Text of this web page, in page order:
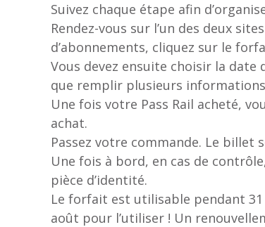
Suivez chaque étape afin
Rendez-vous sur l’un des deux
d’abonnements, cliquez sur le
Vous devez ensuite choisir la
que remplir plusieurs
Une fois votre Pass Rail acheté,
achat.
Passez votre commande. Le billet
Une fois à bord, en cas de
pièce d’identité.
Le forfait est utilisable pendant 31
août pour l’utiliser ! Un